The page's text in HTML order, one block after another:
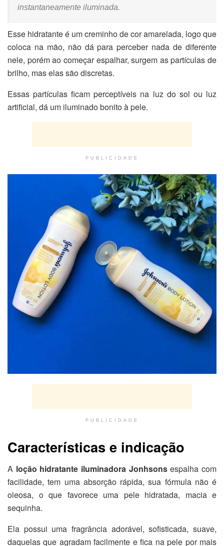
instantaneamente iluminada.
Esse hidratante é um creminho de cor amarelada, logo que
coloca na mão, não dá para perceber nada de diferente
nele, porém ao começar espalhar, surgem as partículas de
brilho, mas elas são discretas.
Essas partículas ficam perceptíveis na luz do sol ou luz
artificial, dá um iluminado bonito à pele.
PUBLICIDADE
PUBLICIDADE
Características e indicação
A loção hidratante iluminadora Jonhsonsespalha com
facilidade, tem uma absorção rápida, sua fórmula não é
oleosa, o que favorece uma pele hidratada, macia e
sequinha.
Ela possui uma fragrância adorável, sofisticada, suave,
daquelas que agradam facilmente e fica na pele por mais